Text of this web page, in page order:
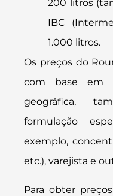
200 litros
IBC
1.000 litros.
Os preços do
com base em
geográfica,
formulação
exemplo,
etc.), varejista e
Para obter